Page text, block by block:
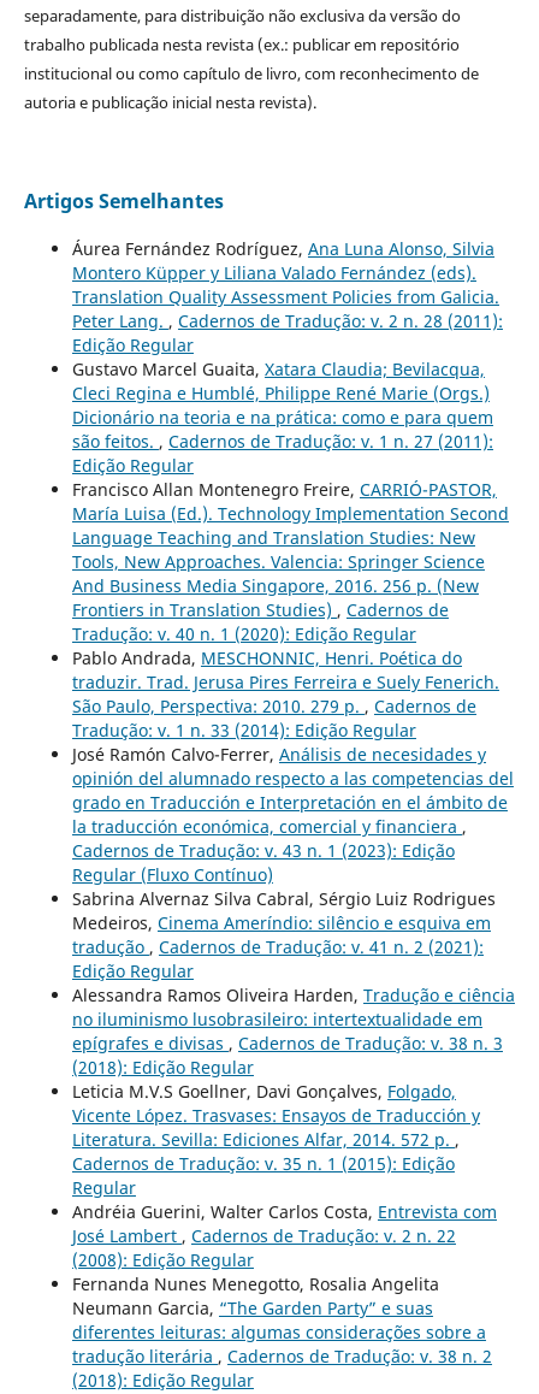
separadamente, para distribuição não exclusiva da versão do
trabalho publicada nesta revista (ex.: publicar em repositório
institucional ou como capítulo de livro, com reconhecimento de
autoria e publicação inicial nesta revista).
Artigos Semelhantes
Áurea Fernández Rodríguez, Ana Luna Alonso, Silvia
Montero Küpper y Liliana Valado Fernández (eds).
Translation Quality Assessment Policies from Galicia.
Peter Lang. , Cadernos de Tradução: v. 2 n. 28 (2011):
Edição Regular
Gustavo Marcel Guaita, Xatara Claudia; Bevilacqua,
Cleci Regina e Humblé, Philippe René Marie (Orgs.)
Dicionário na teoria e na prática: como e para quem
são feitos. , Cadernos de Tradução: v. 1 n. 27 (2011):
Edição Regular
Francisco Allan Montenegro Freire, CARRIÓ-PASTOR,
María Luisa (Ed.). Technology Implementation Second
Language Teaching and Translation Studies: New
Tools, New Approaches. Valencia: Springer Science
And Business Media Singapore, 2016. 256 p. (New
Frontiers in Translation Studies) , Cadernos de
Tradução: v. 40 n. 1 (2020): Edição Regular
Pablo Andrada, MESCHONNIC, Henri. Poética do
traduzir. Trad. Jerusa Pires Ferreira e Suely Fenerich.
São Paulo, Perspectiva: 2010. 279 p. , Cadernos de
Tradução: v. 1 n. 33 (2014): Edição Regular
José Ramón Calvo-Ferrer, Análisis de necesidades y
opinión del alumnado respecto a las competencias del
grado en Traducción e Interpretación en el ámbito de
la traducción económica, comercial y financiera ,
Cadernos de Tradução: v. 43 n. 1 (2023): Edição
Regular (Fluxo Contínuo)
Sabrina Alvernaz Silva Cabral, Sérgio Luiz Rodrigues
Medeiros, Cinema Ameríndio: silêncio e esquiva em
tradução , Cadernos de Tradução: v. 41 n. 2 (2021):
Edição Regular
Alessandra Ramos Oliveira Harden, Tradução e ciência
no iluminismo lusobrasileiro: intertextualidade em
epígrafes e divisas , Cadernos de Tradução: v. 38 n. 3
(2018): Edição Regular
Leticia M.V.S Goellner, Davi Gonçalves, Folgado,
Vicente López. Trasvases: Ensayos de Traducción y
Literatura. Sevilla: Ediciones Alfar, 2014. 572 p. ,
Cadernos de Tradução: v. 35 n. 1 (2015): Edição
Regular
Andréia Guerini, Walter Carlos Costa, Entrevista com
José Lambert , Cadernos de Tradução: v. 2 n. 22
(2008): Edição Regular
Fernanda Nunes Menegotto, Rosalia Angelita
Neumann Garcia, “The Garden Party” e suas
diferentes leituras: algumas considerações sobre a
tradução literária , Cadernos de Tradução: v. 38 n. 2
(2018): Edição Regular